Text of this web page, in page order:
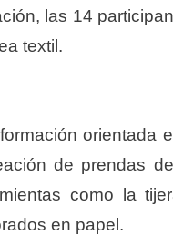
las 14
textil.
orientada
de prendas
como la
en papel.